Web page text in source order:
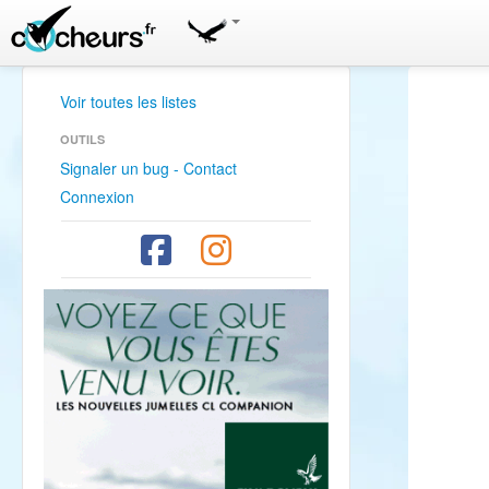
Voir toutes les listes
OUTILS
Signaler un bug - Contact
Connexion